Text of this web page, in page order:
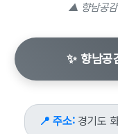
▲ 향남공감
✨ 향남공
📍 주소:경기도